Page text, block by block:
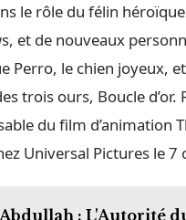
le rôle du félin
et de nouveaux
Perro, le chien joyeux, et
trois ours, Boucle d’or.
du film d’animation
Universal Pictures le 7
: L'Autorité